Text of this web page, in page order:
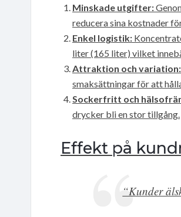
Minskade utgifter:
reducera sina kostnader
Enkel logistik:
liter (165 liter) vilket
Attraktion och variation:
smaksättningar för att
Sockerfritt och
drycker bli en stor tillgång.
Effekt på
“Kunder